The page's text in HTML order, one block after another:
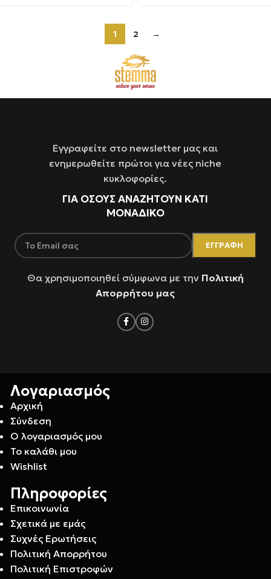
1 2 →
Εγγραφείτε στο newsletter μας και
ενημερωθείτε πρώτοι για νέες niche
κυκλοφορίες.
ΓΙΑ ΌΣΟΥΣ ΑΝΑΖΗΤΟΥΝ ΚΑΤΙ
ΜΟΝΑΔΙΚΟ
Θα χρησιμοποιηθεί σύμφωνα με την Πολιτική
Απορρήτου μας
Λογαριασμός
Αρχική
Σύνδεση
Ο λογαριασμός μου
Το καλάθι μου
Wishlist
Πληροφορίες
Επικοινωνία
Σχετικά με εμάς
Συχνές Ερωτήσεις
Πολιτική Απορρήτου
Πολιτική Επιστροφών